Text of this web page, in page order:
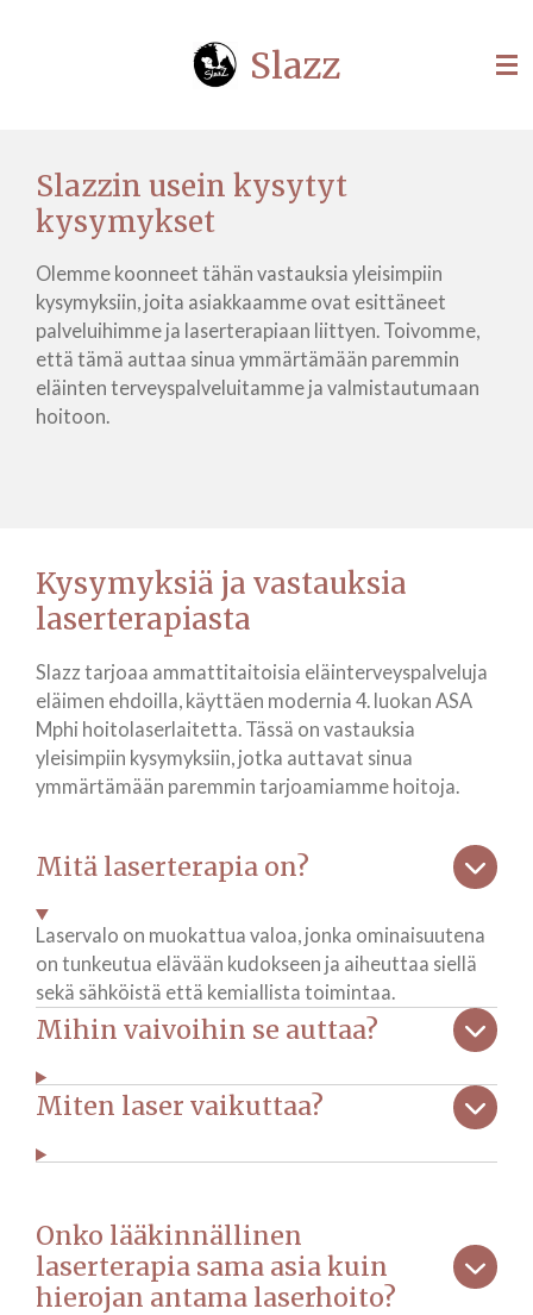
Slazz
Slazzin usein kysytyt
kysymykset
Olemme koonneet tähän vastauksia yleisimpiin
kysymyksiin, joita asiakkaamme ovat esittäneet
palveluihimme ja laserterapiaan liittyen. Toivomme,
että tämä auttaa sinua ymmärtämään paremmin
eläinten terveyspalveluitamme ja valmistautumaan
hoitoon.
Kysymyksiä ja vastauksia
laserterapiasta
Slazz tarjoaa ammattitaitoisia eläinterveyspalveluja
eläimen ehdoilla, käyttäen modernia 4. luokan ASA
Mphi hoitolaserlaitetta. Tässä on vastauksia
yleisimpiin kysymyksiin, jotka auttavat sinua
ymmärtämään paremmin tarjoamiamme hoitoja.
Mitä laserterapia on?
Laservalo on muokattua valoa, jonka ominaisuutena
on tunkeutua elävään kudokseen ja aiheuttaa siellä
sekä sähköistä että kemiallista toimintaa.
Mihin vaivoihin se auttaa?
Miten laser vaikuttaa?
Onko lääkinnällinen
laserterapia sama asia kuin
hierojan antama laserhoito?